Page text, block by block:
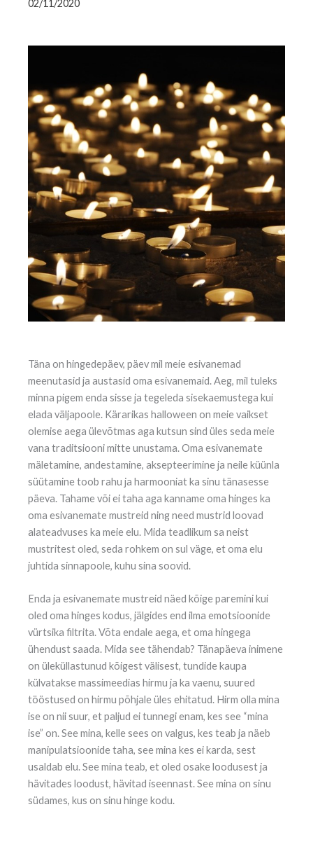
02/11/2020
Täna on hingedepäev, päev mil meie esivanemad
meenutasid ja austasid oma esivanemaid. Aeg, mil tuleks
minna pigem enda sisse ja tegeleda sisekaemustega kui
elada väljapoole. Kärarikas halloween on meie vaikset
olemise aega ülevõtmas aga kutsun sind üles seda meie
vana traditsiooni mitte unustama. Oma esivanemate
mäletamine, andestamine, aksepteerimine ja neile küünla
süütamine toob rahu ja harmooniat ka sinu tänasesse
päeva. Tahame või ei taha aga kanname oma hinges ka
oma esivanemate mustreid ning need mustrid loovad
alateadvuses ka meie elu. Mida teadlikum sa neist
mustritest oled, seda rohkem on sul väge, et oma elu
juhtida sinnapoole, kuhu sina soovid.
Enda ja esivanemate mustreid näed kõige paremini kui
oled oma hinges kodus, jälgides end ilma emotsioonide
vürtsika filtrita. Võta endale aega, et oma hingega
ühendust saada. Mida see tähendab? Tänapäeva inimene
on üleküllastunud kõigest välisest, tundide kaupa
külvatakse massimeedias hirmu ja ka vaenu, suured
tööstused on hirmu põhjale üles ehitatud. Hirm olla mina
ise on nii suur, et paljud ei tunnegi enam, kes see “mina
ise” on. See mina, kelle sees on valgus, kes teab ja näeb
manipulatsioonide taha, see mina kes ei karda, sest
usaldab elu. See mina teab, et oled osake loodusest ja
hävitades loodust, hävitad iseennast. See mina on sinu
südames, kus on sinu hinge kodu.